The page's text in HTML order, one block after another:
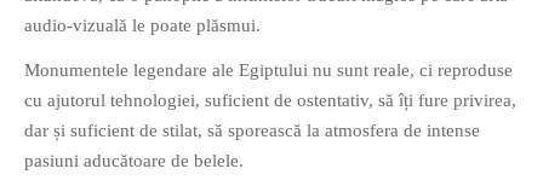
audio-vizuală le poate plăsmui.
Monumentele legendare ale Egiptului nu sunt reale, ci reproduse
cu ajutorul tehnologiei, suficient de ostentativ, să îți fure privirea,
dar și suficient de stilat, să sporească la atmosfera de intense
pasiuni aducătoare de belele.